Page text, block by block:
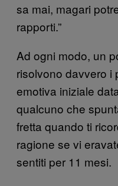
sa mai, magari
rapporti.”
Ad ogni modo, un
risolvono davvero i
emotiva iniziale
qualcuno che
fretta quando ti
ragione se vi
sentiti per 11 mesi.